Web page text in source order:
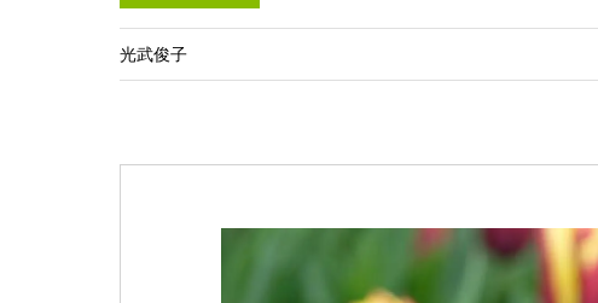
光武俊子